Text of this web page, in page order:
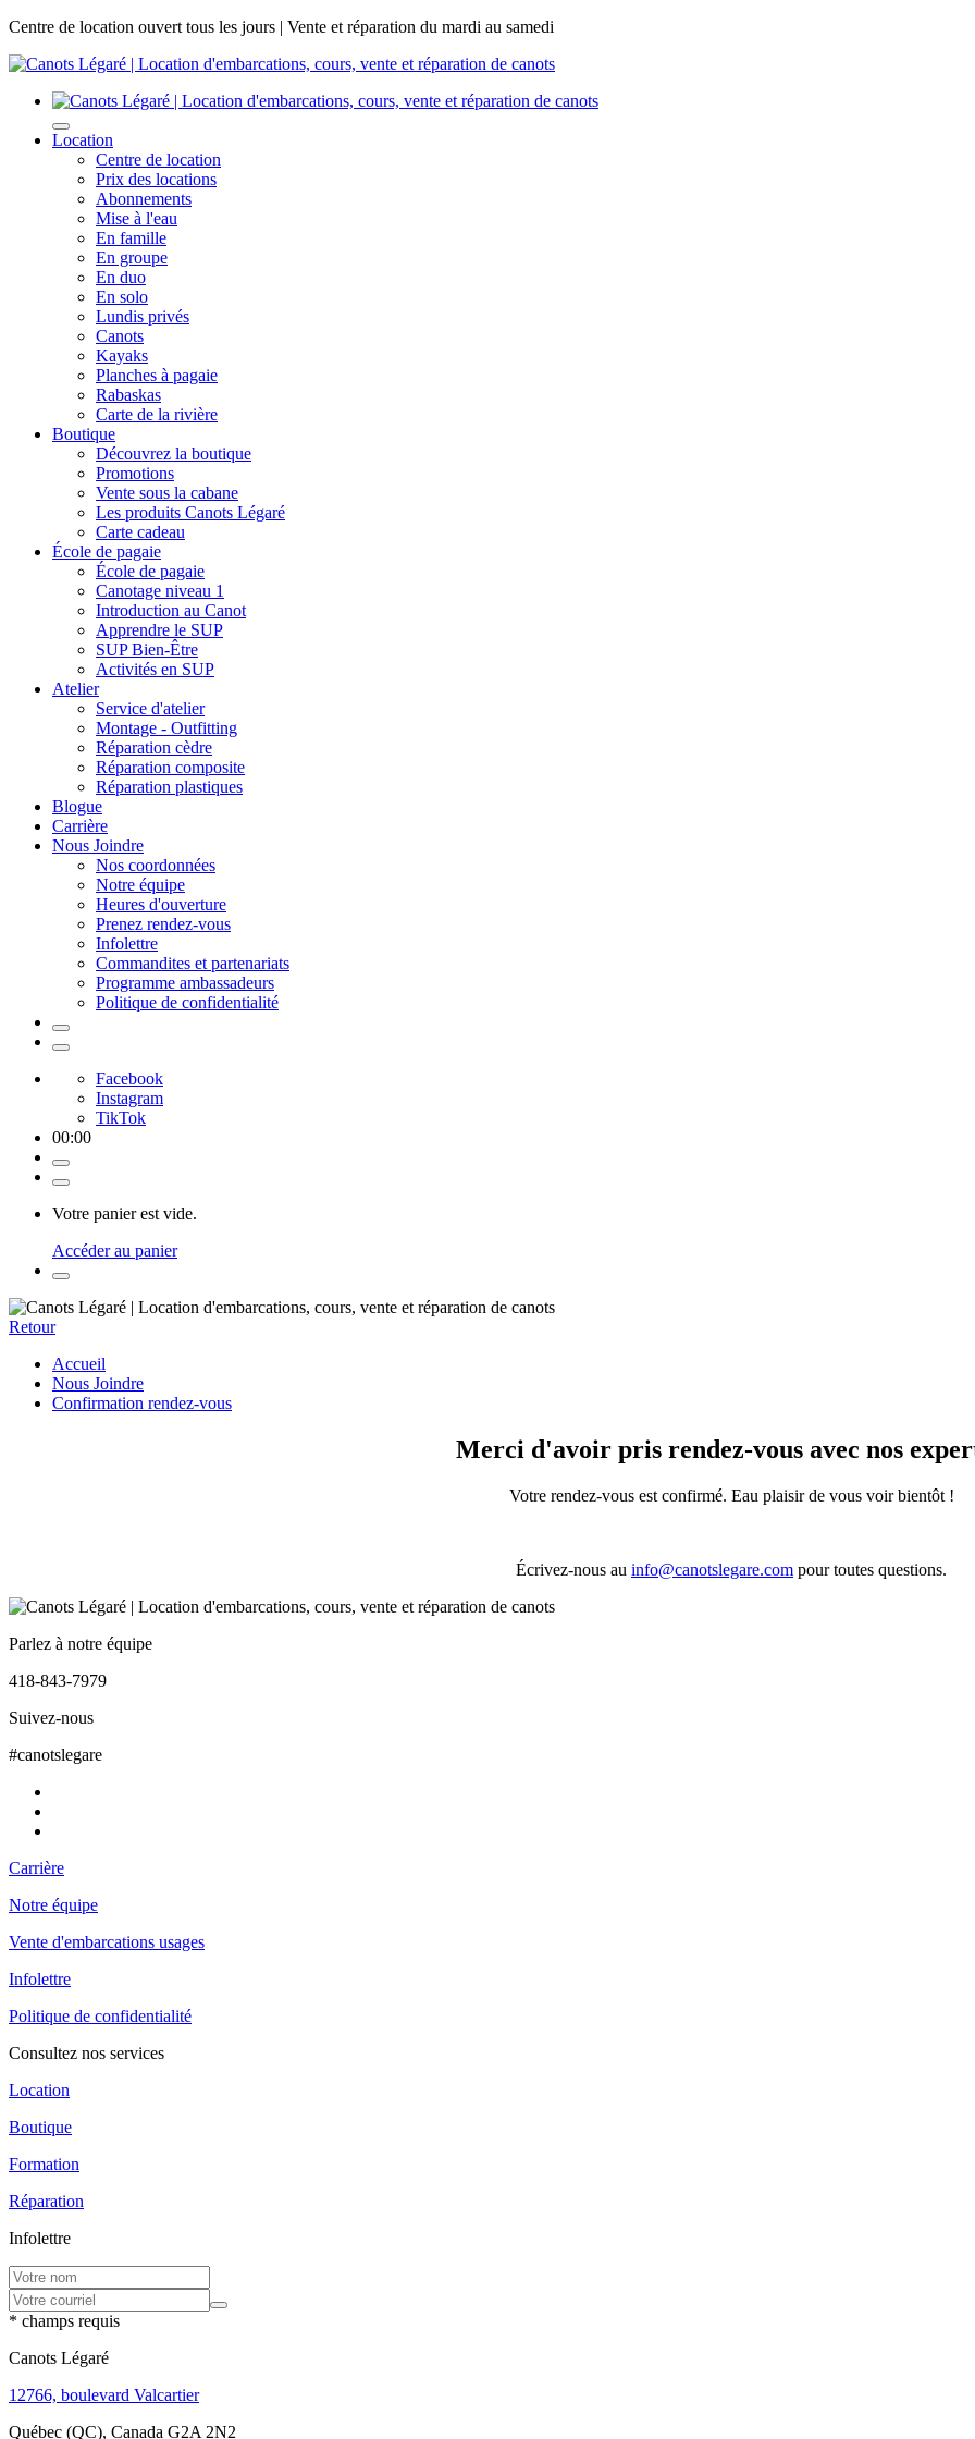
Centre de location ouvert tous les jours | Vente et réparation du mardi au samedi
Location
Centre de location
Prix des locations
Abonnements
Mise à l'eau
En famille
En groupe
En duo
En solo
Lundis privés
Canots
Kayaks
Planches à pagaie
Rabaskas
Carte de la rivière
Boutique
Découvrez la boutique
Promotions
Vente sous la cabane
Les produits Canots Légaré
Carte cadeau
École de pagaie
École de pagaie
Canotage niveau 1
Introduction au Canot
Apprendre le SUP
SUP Bien-Être
Activités en SUP
Atelier
Service d'atelier
Montage - Outfitting
Réparation cèdre
Réparation composite
Réparation plastiques
Blogue
Carrière
Nous Joindre
Nos coordonnées
Notre équipe
Heures d'ouverture
Prenez rendez-vous
Infolettre
Commandites et partenariats
Programme ambassadeurs
Politique de confidentialité
Facebook
Instagram
TikTok
00:00
Votre panier est vide.
Accéder au panier
Retour
Accueil
Nous Joindre
Confirmation rendez-vous
Merci d'avoir pris rendez-vous avec nos
Votre rendez-vous est confirmé. Eau plaisir de vous voir bientôt !
Écrivez-nous au info@canotslegare.com pour toutes questions.
Parlez à notre équipe
418-843-7979
Suivez-nous
#canotslegare
Carrière
Notre équipe
Vente d'embarcations usages
Infolettre
Politique de confidentialité
Consultez nos services
Location
Boutique
Formation
Réparation
Infolettre
* champs requis
Canots Légaré
12766, boulevard Valcartier
Québec (QC), Canada G2A 2N2